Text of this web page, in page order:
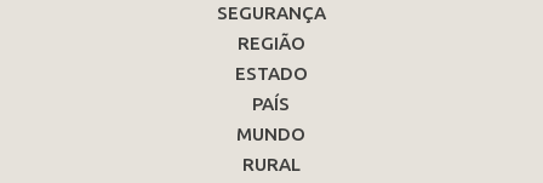
SEGURANÇA
REGIÃO
ESTADO
PAÍS
MUNDO
RURAL